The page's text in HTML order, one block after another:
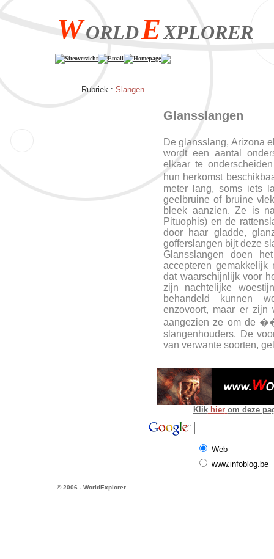
WORLDEXPLORER
Siteoverzicht Email Homepage
Rubriek : Slangen
Glansslangen
De glansslang, Arizona
wordt een aantal
elkaar te
hun herkomst
meter lang, soms iets
geelbruine of bruine
bleek aanzien. Ze is
Pituophis) en de
door haar gladde,
gofferslangen bijt deze
Glansslangen doen
accepteren
dat waarschijnlijk voor
zijn nachtelijke
behandeld kunnen
enzovoort, maar er zijn
aangezien ze om de
slangenhouders. De
van verwante soorten,
Klik hier om deze
Web
www.infoblog.be
© 2006 - WorldExplorer